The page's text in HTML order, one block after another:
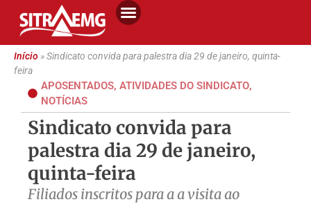
Início»Sindicato convida para palestra dia 29 de janeiro, quinta-
feira
APOSENTADOS, ATIVIDADES DO SINDICATO,
NOTÍCIAS
Sindicato convida para
palestra dia 29 de janeiro,
quinta-feira
Filiados inscritos para a a visita ao